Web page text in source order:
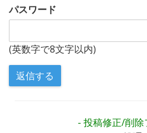
パスワード
(英数字で8文字以内)
- 投稿修正/削除